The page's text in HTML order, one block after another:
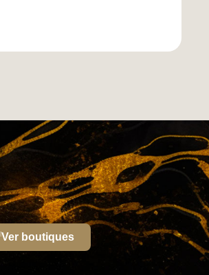
Ver boutiques